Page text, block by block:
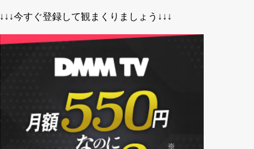
↓↓↓今すぐ登録して観まくりましょう↓↓↓